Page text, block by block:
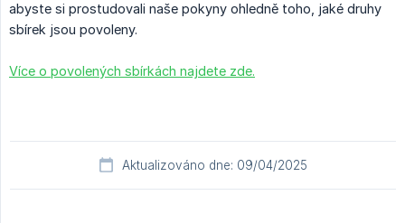
abyste si prostudovali naše pokyny ohledně toho, jaké druhy
sbírek jsou povoleny.
Více o povolených sbírkách najdete zde.
Aktualizováno dne: 09/04/2025